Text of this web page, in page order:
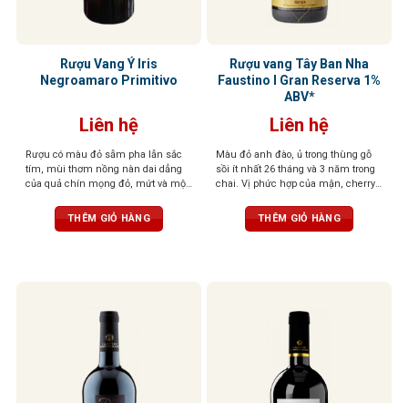
Rượu Vang Ý Iris
Negroamaro Primitivo
Liên hệ
Rượu có màu đỏ sẫm pha lẫn sắc
tím, mùi thơm nồng nàn dai dẳng
của quả chín mọng đỏ, mứt và một
rượu tròn đầy, tannin mạnh mẽ,
cân bằng tuyệt vời
THÊM GIỎ HÀNG
Rượu vang Tây Ban Nha
Faustino I Gran Reserva 1%
ABV*
Liên hệ
Màu đỏ anh đào, ủ trong thùng gỗ
sồi ít nhất 26 tháng và 3 năm trong
chai. Vị phức hợp của mận, cherry,
hậu vị sâu lắngTHÊM GIỎ HÀNG